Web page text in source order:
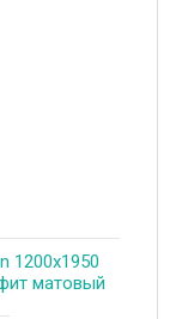
1200х1950
матовый